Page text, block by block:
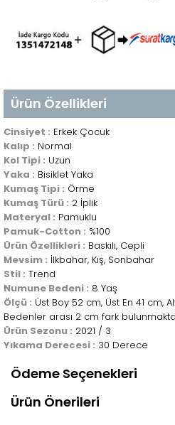
Ürün Özellikleri
Cinsiyet : Erkek Çocuk
Kalıp : Normal
Kol Tipi : Uzun
Yaka : Bisiklet Yaka
Kumaş Tipi : Örme
Kumaş Türü : 2 İplik
Materyal : Pamuklu
Pamuk-Cotton : %100
Ürün Özellikleri : Baskılı, Cepli
Mevsim : İlkbahar, Kış, Sonbahar
Stil : Trend
Numune Bedeni : 8 Yaş
Ölçü : Üst Boy 52 cm, Üst En 41 cm,
Bedenler arası 2 cm fark
Ürün Sezonu : 2021 / 3
Yıkama Derecesi : 30 Derece
Ödeme Seçenekleri
Ürün Önerileri